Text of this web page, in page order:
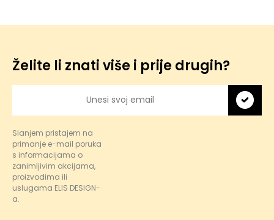
Želite li znati više i prije drugih?
Slanjem pristajem na
primanje e-mail poruka
s informacijama o
zanimljivim akcijama,
proizvodima ili
uslugama ELIS DESIGN-
a.